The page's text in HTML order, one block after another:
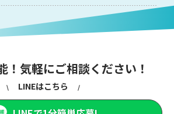
！気軽にご相談ください！
LINEはこちら